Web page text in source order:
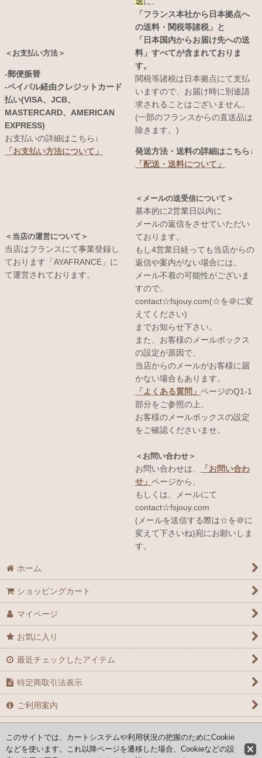
＜お支払い方法＞
-郵便振替
-ペイパル経由クレジットカード
払い(VISA、JCB、
MASTERCARD、AMERICAN
EXPRESS)
お支払いの詳細はこちら↓
「お支払い方法について」
＜当店の運営について＞
当店はフランスにて事業登録し
ております「AYAFRANCE」に
て運営されております。
「フランス本社から日本拠点へ
の送料・関税等諸税」と
「日本国内からお届け先への送
料」すべてが含まれておりま
す。
関税等諸税は日本拠点にて支払
いますので、お届け時に別途請
求されることはございません。
(一部のフランスからの直送品は
除きます。)
発送方法・送料の詳細はこちら↓
「配送・送料について」
＜メールの送受信について＞
基本的に2営業日以内に
メールの返信をさせていただい
ております。
もし4営業日経っても当店からの
返信や案内がない場合には、
メール不着の可能性がございま
すので、
contact☆fsjouy.com(☆を＠に変
えてください)
までお知らせ下さい。
また、お客様のメールボックス
の設定が原因で、
当店からのメールがお客様に届
かない場合もあります。
「よくある質問」 ページのQ1-1
部分をご参照の上、
お客様のメールボックスの設定
をご確認くださいませ。
＜お問い合わせ＞
お問い合わせは、
「お問い合わ
せ」 ページから、
もしくは、メールにて
contact☆fsjouy.com
(メールを送信する際は☆を＠に
変えて下さいね)宛にお願いしま
す。
ホーム
ショッピングカート
マイページ
お気に入り
最近チェックしたアイテム
特定商取引法表示
ご利用案内
このサイトでは、カートシステムや利用状況の把握のためにCookie
などを使います。これ以降ページを遷移した場合、Cookieなどの設